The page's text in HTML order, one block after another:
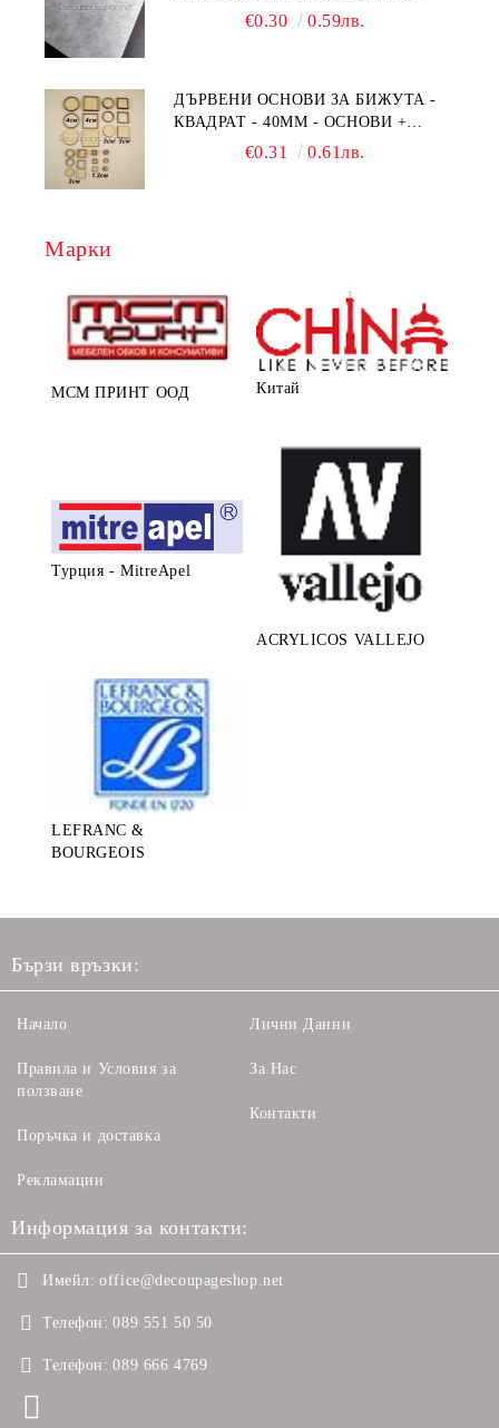
€0.30 0.59лв.
ДЪРВЕНИ ОСНОВИ ЗА БИЖУТА -
КВАДРАТ - 40ММ - ОСНОВИ +
€0.31 0.61лв.
Марки
МСМ ПРИНТ ООД Китай
Турция - MitreApel
ACRYLICOS VALLEJO
LEFRANC &
BOURGEOIS
Бързи връзки:
Начало
Правила и Условия за
ползване
Поръчка и доставка
Рекламации
Лични Данни
За Нас
Контакти
Информация за контакти:
Имейл: office@decoupageshop.net
Телефон: 089 551 50 50
Телефон: 089 666 4769